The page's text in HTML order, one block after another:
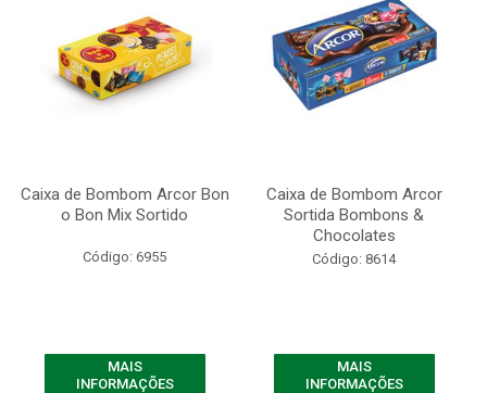
Caixa de Bombom Arcor Bon
o Bon Mix Sortido
Código: 6955
MAIS
INFORMAÇÕES
Caixa de Bombom Arcor
Sortida Bombons &
Chocolates
Código: 8614
MAIS
INFORMAÇÕES